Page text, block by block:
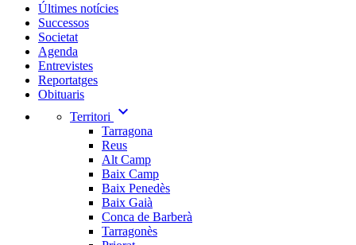
Últimes notícies
Successos
Societat
Agenda
Entrevistes
Reportatges
Obituaris
Territori
expand_more
Tarragona
Reus
Alt Camp
Baix Camp
Baix Penedès
Baix Gaià
Conca de Barberà
Tarragonès